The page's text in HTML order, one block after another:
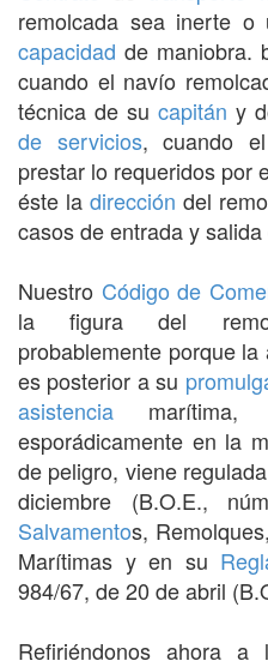
remolcada sea inerte o
capacidad de maniobra.
cuando el navío
técnica de su capitán y
de servicios, cuando
prestar lo requeridos por
éste la dirección del
casos de entrada y
Nuestro Código de
la figura del
probablemente porque
es posterior a su
asistencia marítima,
esporádicamente en la
de peligro, viene
diciembre (B.O.E.,
Salvamentos, Remolques,
Marítimas y en su
984/67, de 20 de abril
Refiriéndonos ahora a